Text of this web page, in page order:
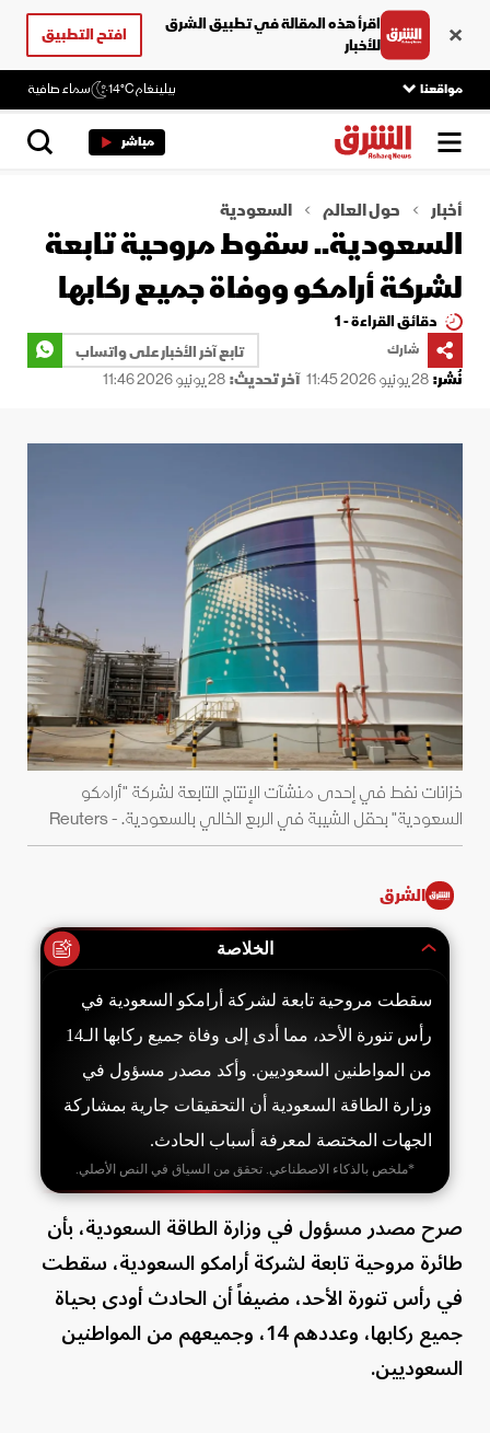
اقرأ هذه المقالة في تطبيق الشرق
للأخبار
افتح التطبيق
مواقعنا بيلينغام14°C سماء صافية
مباشر
أخبار حول العالم السعودية
السعودية.. سقوط مروحية تابعة
لشركة أرامكو ووفاة جميع ركابها
دقائق القراءة - 1
شارك
تابع آخر الأخبار على واتساب
نُشر:28 يونيو 2026 11:45 آخر تحديث:28 يونيو 2026 11:46
خزانات نفط في إحدى منشآت الإنتاج التابعة لشركة "أرامكو
السعودية" بحقل الشيبة في الربع الخالي بالسعودية. - Reuters
الشرق
الخلاصة
سقطت مروحية تابعة لشركة أرامكو السعودية في
رأس تنورة الأحد، مما أدى إلى وفاة جميع ركابها الـ14
من المواطنين السعوديين. وأكد مصدر مسؤول في
وزارة الطاقة السعودية أن التحقيقات جارية بمشاركة
الجهات المختصة لمعرفة أسباب الحادث.
*ملخص بالذكاء الاصطناعي. تحقق من السياق في النص الأصلي.
صرح مصدر مسؤول في وزارة الطاقة السعودية، بأن
طائرة مروحية تابعة لشركة أرامكو السعودية، سقطت
في رأس تنورة الأحد، مضيفاً أن الحادث أودى بحياة
جميع ركابها، وعددهم 14، وجميعهم من المواطنين
السعوديين.